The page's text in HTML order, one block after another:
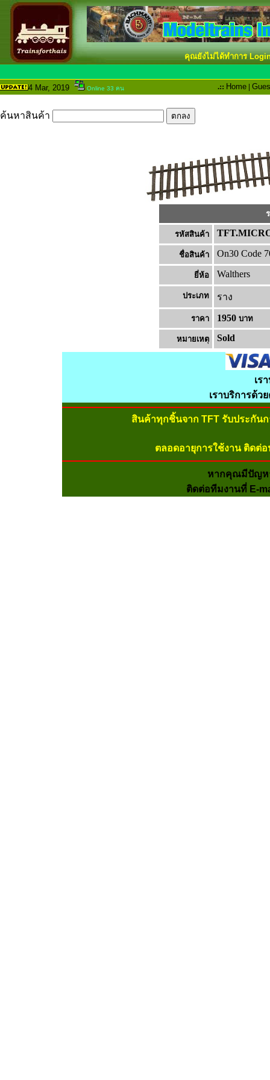
คุณยังไม่ได้ทำการ
4 Mar, 2019 Online 33 คน .:: Home |
ค้นหาสินค้า
รหัสสินค้า
ชื่อสินค้า On30 Code
ยี่ห้อ Walthers
ประเภท ราง
ราคา 1950 บาท
หมายเหต Sold
เร
เราบริการด้ว
สินค้าทุกชิ้นจาก TFT รับประกัน
ตลอดอายุการใช้งาน ติดต่
หากคุณมีปัญห
ติดต่อทีมงานที่ E-